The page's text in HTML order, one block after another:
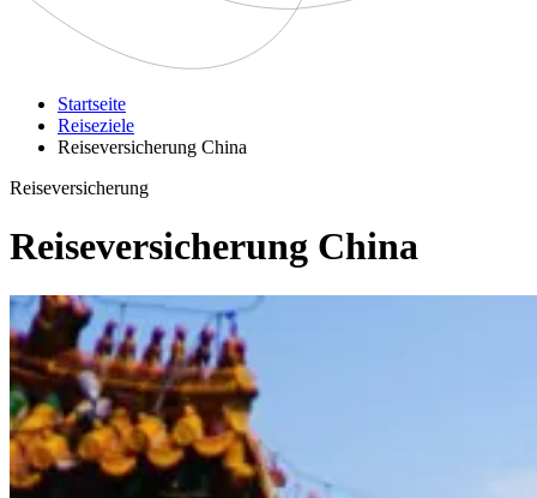
Startseite
Reiseziele
Reiseversicherung China
Reiseversicherung
Reiseversicherung China